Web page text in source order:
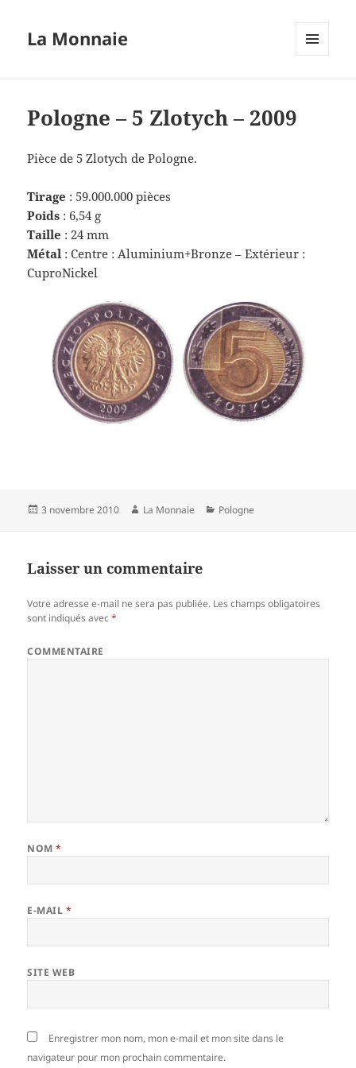
La Monnaie
Pologne – 5 Zlotych – 2009
Pièce de 5 Zlotych de Pologne.
Tirage : 59.000.000 pièces
Poids : 6,54 g
Taille : 24 mm
Métal : Centre : Aluminium+Bronze – Extérieur :
CuproNickel
Publié
3 novembre 2010 Auteur
La Monnaie Catégories
Pologne
Laisser un commentaire
Votre adresse e-mail ne sera pas publiée. Les champs obligatoires
sont indiqués avec*
COMMENTAIRE
NOM*
E-MAIL *
SITE WEB
Enregistrer mon nom, mon e-mail et mon site dans le
navigateur pour mon prochain commentaire.